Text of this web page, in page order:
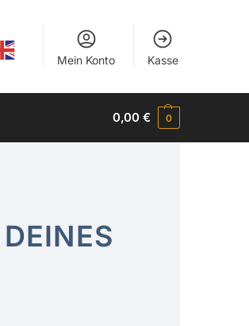
Mein Konto Kasse
0,00€ 0